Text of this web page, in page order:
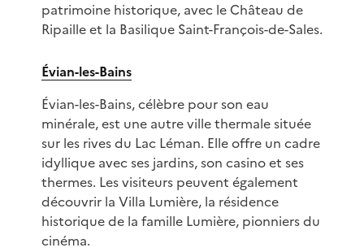
patrimoine historique, avec le Château de
Ripaille et la Basilique Saint-François-de-Sales.
Évian-les-Bains
Évian-les-Bains, célèbre pour son eau
minérale, est une autre ville thermale située
sur les rives du Lac Léman. Elle offre un cadre
idyllique avec ses jardins, son casino et ses
thermes. Les visiteurs peuvent également
découvrir la Villa Lumière, la résidence
historique de la famille Lumière, pionniers du
cinéma.